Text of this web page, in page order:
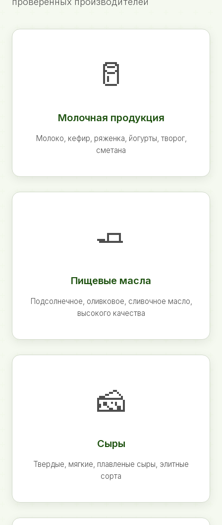
🥛
Молочная продукция
Молоко, кефир, ряженка, йогурты, творог,
сметана
🧈
Пищевые масла
Подсолнечное, оливковое, сливочное масло,
высокого качества
🧀
Сыры
Твердые, мягкие, плавленые сыры, элитные
сорта